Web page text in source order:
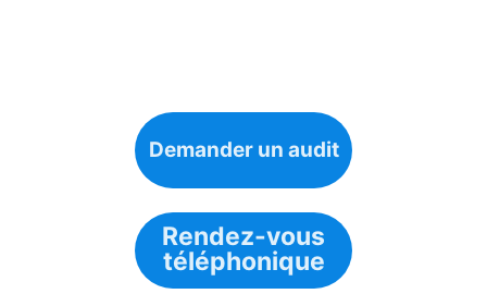
Demander un audit
Rendez-vous
téléphonique